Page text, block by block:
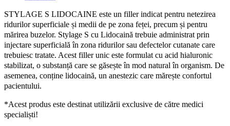
STYLAGE S LIDOCAINE este un filler indicat pentru netezirea
ridurilor superficiale și medii de pe zona feței, precum și pentru
mărirea buzelor. Stylage S cu Lidocaină trebuie administrat prin
injectare superficială în zona ridurilor sau defectelor cutanate care
trebuiesc tratate. Acest filler unic este formulat cu acid hialuronic
stabilizat, o substanță care se găsește în mod natural în organism. De
asemenea, conține lidocaină, un anestezic care mărește confortul
pacientului.
*Acest produs este destinat utilizării exclusive de către medici
specialiști!